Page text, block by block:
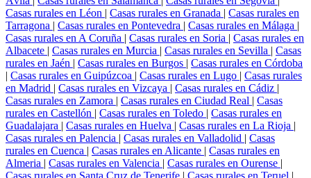
Casas rurales en Léon | Casas rurales en Granada | Casas rurales en
Tarragona | Casas rurales en Pontevedra | Casas rurales en Málaga |
Casas rurales en A Coruña | Casas rurales en Soria | Casas rurales en
Albacete | Casas rurales en Murcia | Casas rurales en Sevilla | Casas
rurales en Jaén | Casas rurales en Burgos | Casas rurales en Córdoba
| Casas rurales en Guipúzcoa | Casas rurales en Lugo | Casas rurales
en Madrid | Casas rurales en Vizcaya | Casas rurales en Cádiz |
Casas rurales en Zamora | Casas rurales en Ciudad Real | Casas
rurales en Castellón | Casas rurales en Toledo | Casas rurales en
Guadalajara | Casas rurales en Huelva | Casas rurales en La Rioja |
Casas rurales en Palencia | Casas rurales en Valladolid | Casas
rurales en Cuenca | Casas rurales en Alicante | Casas rurales en
Almeria | Casas rurales en Valencia | Casas rurales en Ourense |